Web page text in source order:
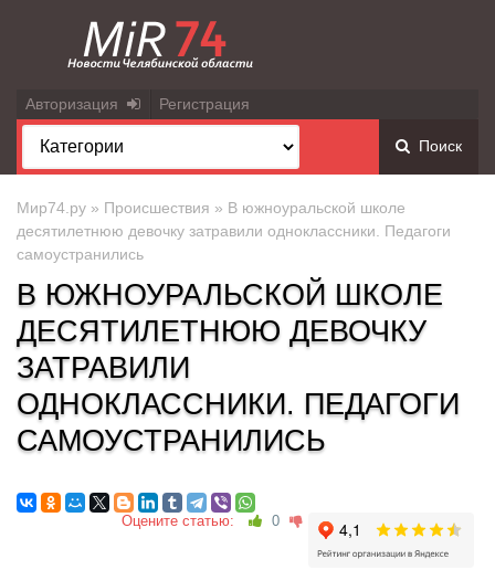
Авторизация Регистрация
Поиск
Мир74.ру » Происшествия » В южноуральской школе
десятилетнюю девочку затравили одноклассники. Педагоги
самоустранились
В ЮЖНОУРАЛЬСКОЙ ШКОЛЕ
ДЕСЯТИЛЕТНЮЮ ДЕВОЧКУ
ЗАТРАВИЛИ
ОДНОКЛАССНИКИ. ПЕДАГОГИ
САМОУСТРАНИЛИСЬ
Оцените статью: 0